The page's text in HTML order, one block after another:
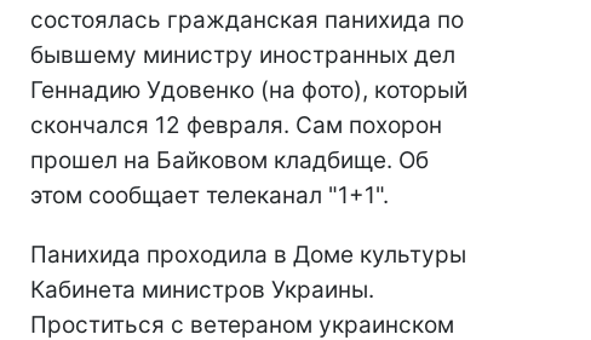
состоялась гражданская панихида по
бывшему министру иностранных дел
Геннадию Удовенко (на фото), который
скончался 12 февраля. Сам похорон
прошел на Байковом кладбище. Об
этом сообщает телеканал "1+1".
Панихида проходила в Доме культуры
Кабинета министров Украины.
Проститься с ветераном украинском